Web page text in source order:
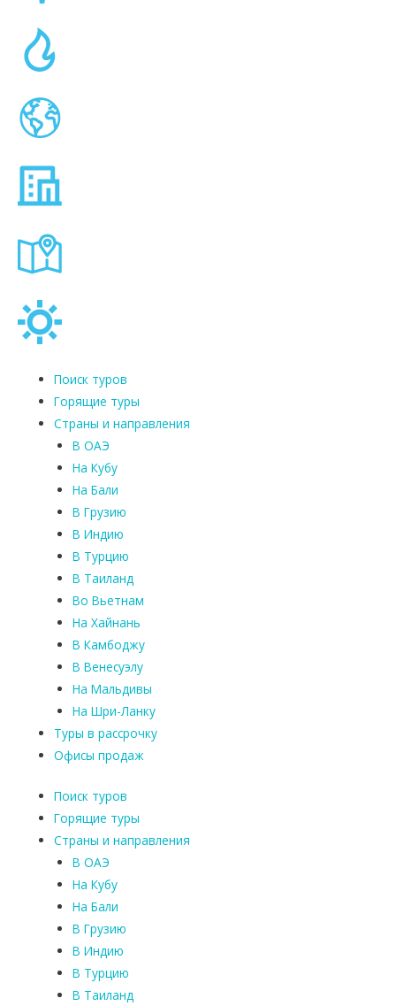
Поиск туров
Горящие туры
Страны и направления
В ОАЭ
На Кубу
На Бали
В Грузию
В Индию
В Турцию
В Таиланд
Во Вьетнам
На Хайнань
В Камбоджу
В Венесуэлу
На Мальдивы
На Шри-Ланку
Туры в рассрочку
Офисы продаж
Поиск туров
Горящие туры
Страны и направления
В ОАЭ
На Кубу
На Бали
В Грузию
В Индию
В Турцию
В Таиланд